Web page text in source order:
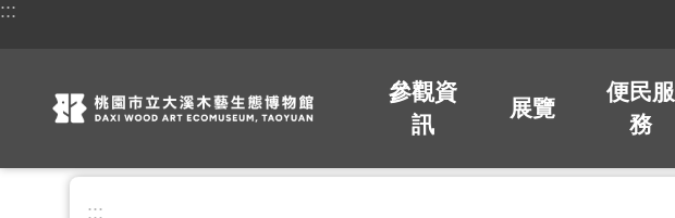
跳到主要內容區塊
:::
參觀資
訊
展覽
便民服
務
:::